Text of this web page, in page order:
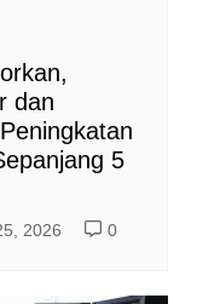
dan
5
2026 0